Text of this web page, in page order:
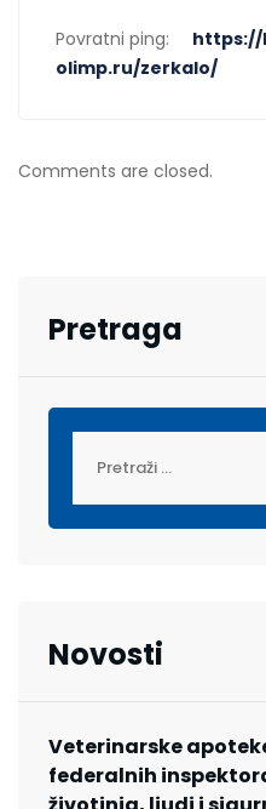
Povratni ping:
https://
olimp.ru/zerkalo/
Comments are closed.
Pretraga
Novosti
Veterinarske
federalnih